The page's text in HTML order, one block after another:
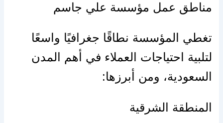
مناطق عمل مؤسسة علي جاسم
تغطي المؤسسة نطاقًا جغرافيًا واسعًا
لتلبية احتياجات العملاء في أهم المدن
السعودية، ومن أبرزها:
المنطقة الشرقية